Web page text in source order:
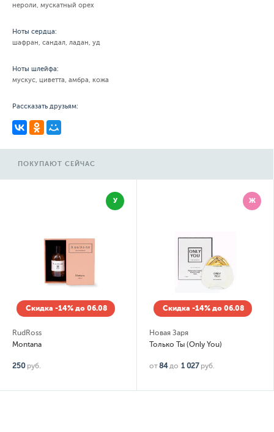
нероли, мускатный орех
Ноты сердца:
шафран, сандал, ладан, уд
Ноты шлейфа:
мускус, циветта, амбра, кожа
Рассказать друзьям:
ПОКУПАЮТ СЕЙЧАС
У
Скидка -14% до 06.08
RudRoss
Montana
250 руб.
Ж
Скидка -14% до 06.08
Новая Заря
Только Ты (Only You)
от84 до 1 027 руб.